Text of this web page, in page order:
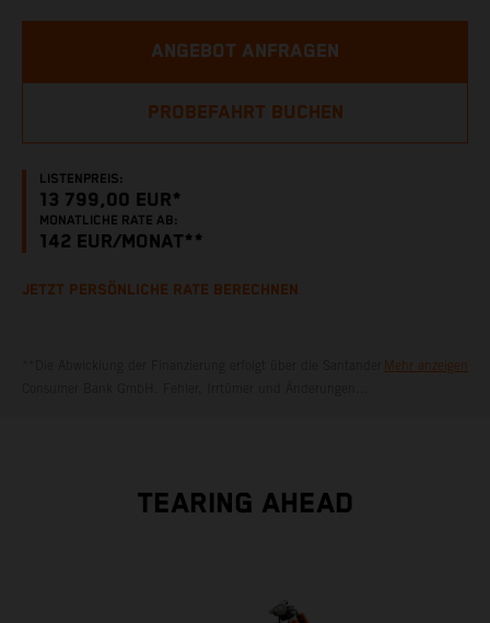
LISTENPREIS:
13 799,00 EUR*
MONATLICHE RATE AB:
142 EUR/MONAT**
ANGEBOT ANFRAGEN
PROBEFAHRT BUCHEN
JETZT PERSÖNLICHE RATE BERECHNEN
Mehr anzeigen
TEARING AHEAD